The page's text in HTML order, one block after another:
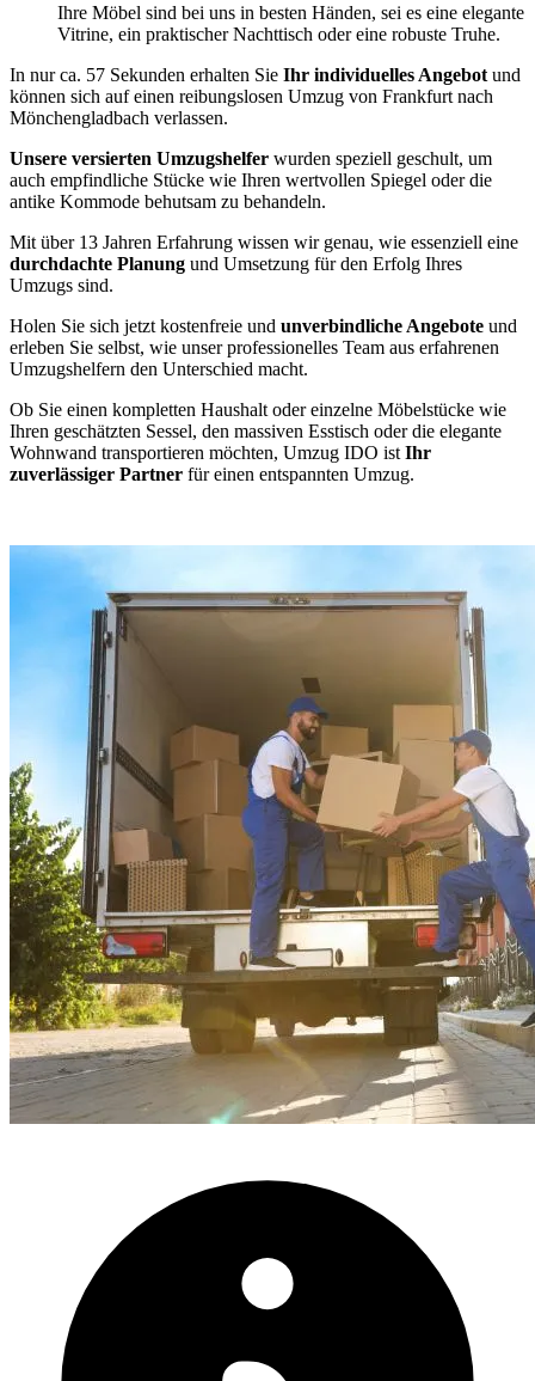
Ihre Möbel sind bei uns in besten Händen, sei es eine elegante
Vitrine, ein praktischer Nachttisch oder eine robuste Truhe.
In nur ca. 57 Sekunden erhalten Sie Ihr individuelles Angebot und
können sich auf einen reibungslosen Umzug von Frankfurt nach
Mönchengladbach verlassen.
Unsere versierten Umzugshelfer wurden speziell geschult, um
auch empfindliche Stücke wie Ihren wertvollen Spiegel oder die
antike Kommode behutsam zu behandeln.
Mit über 13 Jahren Erfahrung wissen wir genau, wie essenziell eine
durchdachte Planung und Umsetzung für den Erfolg Ihres
Umzugs sind.
Holen Sie sich jetzt kostenfreie und unverbindliche Angebote und
erleben Sie selbst, wie unser professionelles Team aus erfahrenen
Umzugshelfern den Unterschied macht.
Ob Sie einen kompletten Haushalt oder einzelne Möbelstücke wie
Ihren geschätzten Sessel, den massiven Esstisch oder die elegante
Wohnwand transportieren möchten, Umzug IDO ist Ihr
zuverlässiger Partner für einen entspannten Umzug.